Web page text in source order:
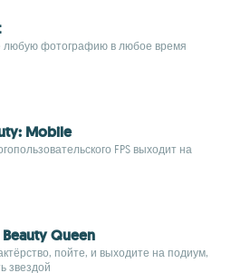
любую фотографию в любое время
Mobile
FPS выходит на
Queen
пойте, и выходите на подиум,
звездой